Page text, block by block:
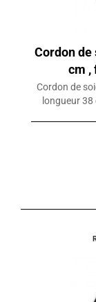
Cordon
cm ,
Cordon de
longueur